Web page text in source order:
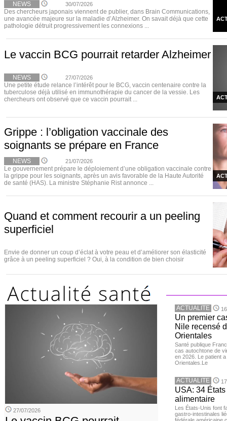
NEWS 30/07/2026
Des chercheurs japonais viennent de publier, dans Brain Communications,
une avancée majeure sur la maladie d’Alzheimer. On savait déjà que cette
pathologie détruit progressivement les connexions ...
Le vaccin BCG pourrait retarder Alzheimer
NEWS 27/07/2026
Une petite étude relance l’intérêt pour le BCG, vaccin centenaire contre la
tuberculose déjà utilisé en immunothérapie du cancer de la vessie. Les
chercheurs ont observé que ce vaccin pourrait ...
Grippe : l’obligation vaccinale des
soignants se prépare en France
NEWS 21/07/2026
Le gouvernement prépare le déploiement d’une obligation vaccinale contre
la grippe pour les soignants, après un avis favorable de la Haute Autorité
de santé (HAS). La ministre Stéphanie Rist annonce ...
Quand et comment recourir a un peeling
superficiel
Envie de donner un coup d’éclat à votre peau et d’améliorer son élasticité
grâce à un peeling superficiel ? Oui, à la condition de bien choisir
27/07/2026
ACTUALITE
Un premier
Nile recensé
Orientales
Santé publique
cas autochtone de
en 2026. Le patient
Orientales.Le
ACTUALITE
USA: 34
alimentaire
Les États-Unis font
gastro-intestinales